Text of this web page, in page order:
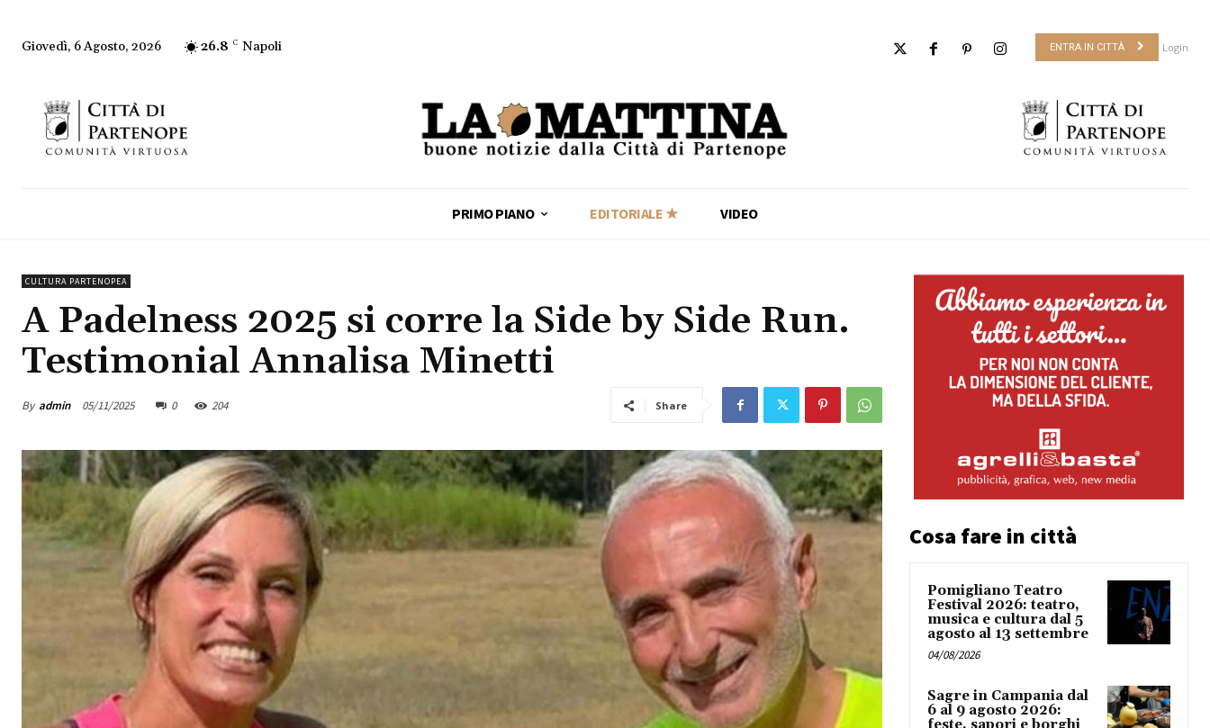
Giovedì, 6 Agosto, 2026 26.8 C Napoli ENTRA IN CITTÀ Login
PRIMO PIANO EDITORIALE ★ VIDEO
CULTURA PARTENOPEA
A Padelness 2025 si corre la Side by Side Run.
Testimonial Annalisa Minetti
By admin 05/11/2025 0 204 Share
Cosa fare in città
Pomigliano Teatro
Festival 2026: teatro,
musica e cultura dal 5
agosto al 13 settembre
04/08/2026
Sagre in Campania dal
6 al 9 agosto 2026: